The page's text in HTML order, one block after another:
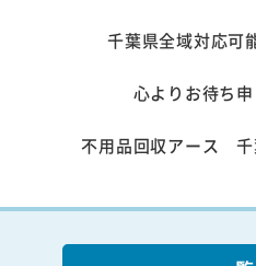
千葉県全域対応可
心よりお待ち申
不用品回収アース